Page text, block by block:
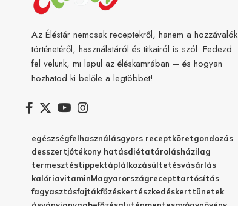
Az Éléstár nemcsak receptekről, hanem a hozzávalók
történetéről, használatáról és titkairól is szól. Fedezd
fel velünk, mi lapul az éléskamrában – és hogyan
hozhatod ki belőle a legtöbbet!
egészségfelhasználásgyors receptköretgondozás
desszertjótékony hatásdiétatárolásházilag
termesztéstippektáplálkozásültetésvásárlás
kalóriavitaminMagyarországrecepttartósítás
fagyasztásfajtákfőzéskertészkedéskerttünetek